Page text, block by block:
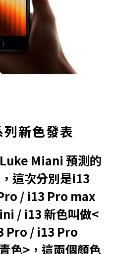
新色發表
Miani 預測的
這次分別是i13
/ i13 Pro max
/ i13 新色叫做<
Pro / i13 Pro
色>，這兩個顏色